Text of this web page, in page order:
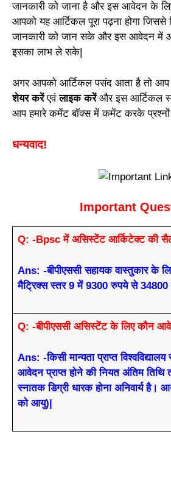
जानकारी को जाना है और इस आवेदन के
आपको यह आर्टिकल पूरा पढ़ना होगा
जानकारी को जान सके और इस आवेदन
इसका लाभ ले सके|
अगर आपको आर्टिकल पसंद आता है तो आप
शेयर करेंएवंलाइक करेंऔर इस आर्टिकल
आप हमारे कमेंट बॉक्स में कमेंट करके
धन्यवाद!
Important
Q: -Bpsc में असिस्टेंट आर्किटेक्ट की
Ans: -बीपीएससी सहायक वास्तुकार के
मैट्रिक्स स्तर 9 में 9300 रुपये से 34800
Q: -बीपीएससी असिस्टेंट के लिए कौन
Ans: -किसी मान्यता प्राप्त
आवेदन प्राप्त होने की नियत अंतिम
स्नातक डिग्री धारक होना अनिवार्य है।
को आयु)|